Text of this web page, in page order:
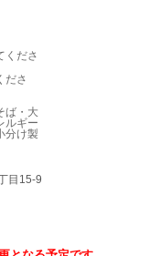
くださ
ださ
ば・大
ルギー
分け製
目15-9